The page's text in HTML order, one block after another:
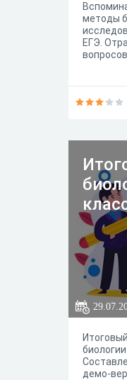
методы
ЕГЭ.
демо-